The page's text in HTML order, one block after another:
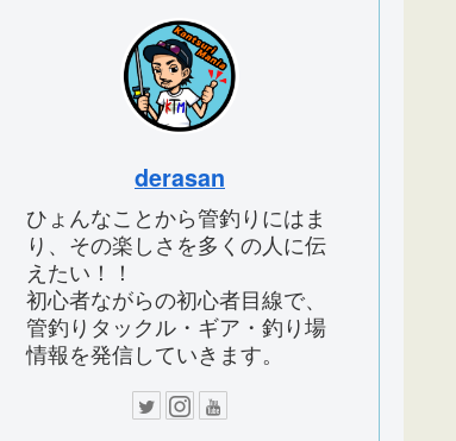
derasan
ひょんなことから管釣りにはま
り、その楽しさを多くの人に伝
えたい！！
初心者ながらの初心者目線で、
管釣りタックル・ギア・釣り場
情報を発信していきます。